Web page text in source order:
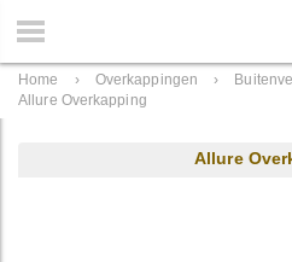
Home › Overkappingen ›
Allure Overkapping
Allure